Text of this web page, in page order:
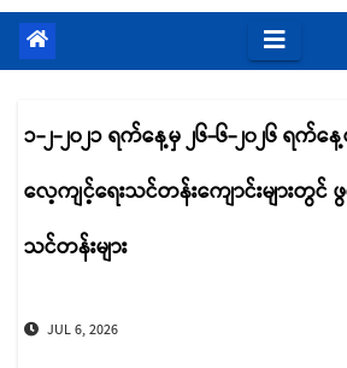
၁-၂-၂၀၂၁ ရက်နေ့မှ ၂၆-၆-၂၀၂၆ ရက်န
လေ့ကျင့်ရေးသင်တန်းကျောင်းများတွ
သင်တန်းများ
JUL 6, 2026